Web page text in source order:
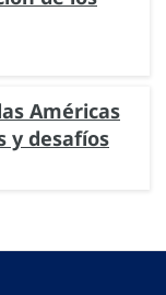
Américas
y desafíos